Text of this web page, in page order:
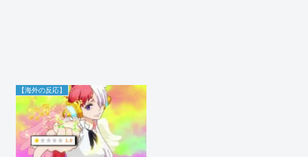
【海外の反応】